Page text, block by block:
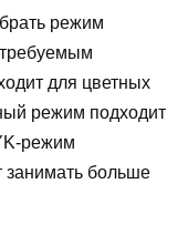
режим
требуемым
для цветных
режим подходит
режим
занимать больше